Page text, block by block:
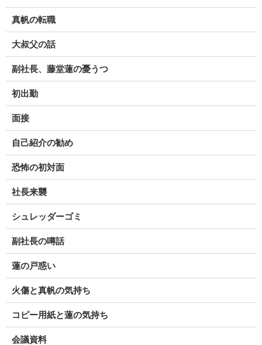
真帆の転職
大叔父の話
副社長、藤堂蓮の憂うつ
初出勤
面接
自己紹介の勧め
恐怖の初対面
社長来襲
シュレッダーゴミ
副社長の噂話
蓮の戸惑い
火傷と真帆の気持ち
コピー用紙と蓮の気持ち
会議資料